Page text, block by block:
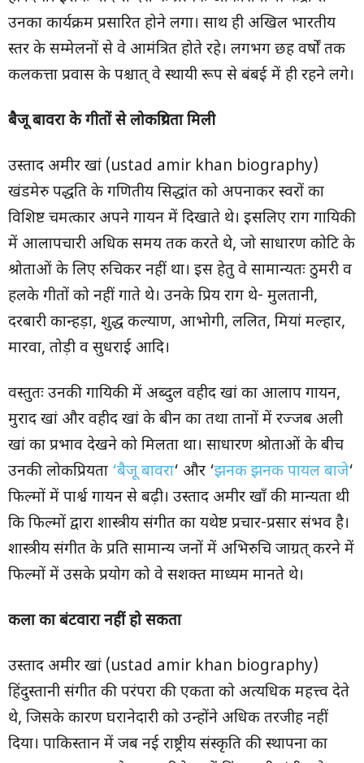
उनका कार्यक्रम प्रसारित होने लगा। साथ ही अखिल भारतीय
स्तर के सम्मेलनों से वे आमंत्रित होते रहे। लगभग छह वर्षों तक
कलकत्ता प्रवास के पश्चात् वे स्थायी रूप से बंबई में ही रहने लगे।
बैजू बावरा के गीतों से लोकप्रियता मिली
उस्ताद अमीर खां (ustad amir khan biography)
खंडमेरु पद्धति के गणितीय सिद्धांत को अपनाकर स्वरों का
विशिष्ट चमत्कार अपने गायन में दिखाते थे। इसलिए राग गायिकी
में आलापचारी अधिक समय तक करते थे, जो साधारण कोटि के
श्रोताओं के लिए रुचिकर नहीं था। इस हेतु वे सामान्यतः ठुमरी व
हलके गीतों को नहीं गाते थे। उनके प्रिय राग थे- मुलतानी,
दरबारी कान्हड़ा, शुद्ध कल्याण, आभोगी, ललित, मियां मल्हार,
मारवा, तोड़ी व सुधराई आदि।
वस्तुतः उनकी गायिकी में अब्दुल वहीद खां का आलाप गायन,
मुराद खां और वहीद खां के बीन का तथा तानों में रज्जब अली
खां का प्रभाव देखने को मिलता था। साधारण श्रोताओं के बीच
उनकी लोकप्रियता ‘बैजू बावरा‘ और ‘झनक झनक पायल बाजे‘
फिल्मों में पार्श्व गायन से बढ़ी। उस्ताद अमीर खाँ की मान्यता थी
कि फिल्मों द्वारा शास्त्रीय संगीत का यथेष्ट प्रचार-प्रसार संभव है।
शास्त्रीय संगीत के प्रति सामान्य जनों में अभिरुचि जाग्रत् करने में
फिल्मों में उसके प्रयोग को वे सशक्त माध्यम मानते थे।
कला का बंटवारा नहीं हो सकता
उस्ताद अमीर खां (ustad amir khan biography)
हिंदुस्तानी संगीत की परंपरा की एकता को अत्यधिक महत्त्व देते
थे, जिसके कारण घरानेदारी को उन्होंने अधिक तरजीह नहीं
दिया। पाकिस्तान में जब नई राष्ट्रीय संस्कृति की स्थापना का